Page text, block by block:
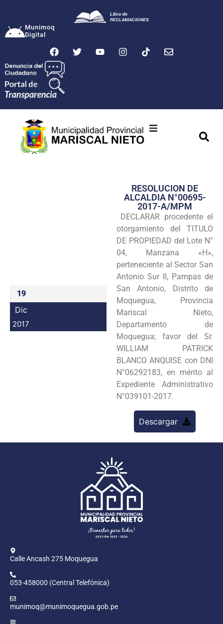
Munimoq
Digital
Transparencia
Seguridad
Programas
Intranet
19
Dic
2017
RESOLUCION DE
ALCALDIA N°00695-
2017-A/MPM
DECLARAR procedente el
otorgamiento del TITULO
DE PROPIEDAD del Lote N°
04, Manzana «H»,
perteneciente al Sector San
Antonio Sur II, Pampas de
San Antonio, Distrito de
Moquegua, Provincia
Mariscal Nieto,
Departamento de
Moquegua; favor del Sr.
WILLIAM PATRICK
BLANCO ANQUISE con DNI
N°06292183, en mérito al
Expediente Administrativo
N°039101-2017.
Descargar
Calle Ancash 275 Moquegua
053-458000 (Central Telefónica)
munimoq@munimoquegua.gob.pe